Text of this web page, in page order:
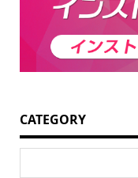
CATEGORY